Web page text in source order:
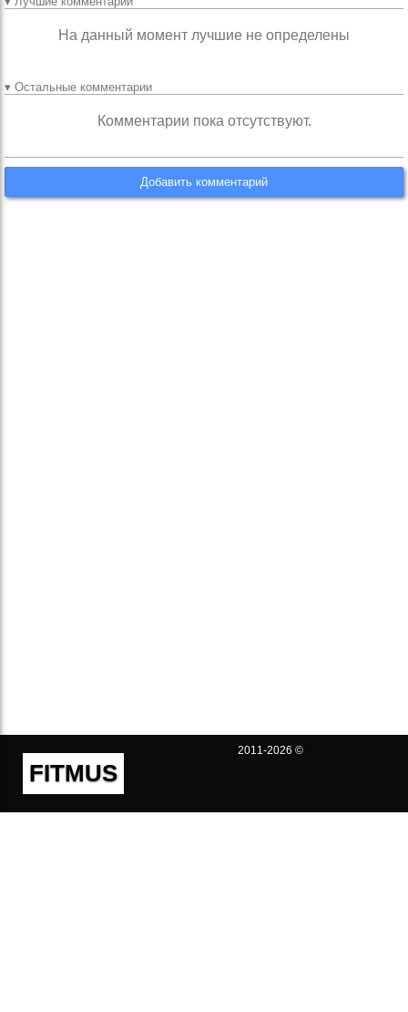
На данный момент лучшие не определены
▾ Остальные комментарии
Комментарии пока отсутствуют.
Добавить комментарий
FITMUS
2011-2026 ©